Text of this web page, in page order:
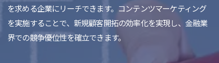
を求める企業にリーチできます。コンテンツマーケティング
を実施することで、新規顧客開拓の効率化を実現し、金融業
界での競争優位性を確立できます。